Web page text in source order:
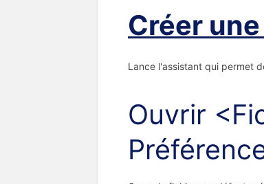
Créer
Lance l'assistant qui permet
Ouvrir